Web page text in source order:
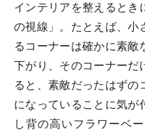
インテリアを整えるとき
の視線」。たとえば、小
るコーナーは確かに素敵
下がり、そのコーナーだ
ると、素敵だったはずの
になっていることに気が
し背の高いフラワーベ